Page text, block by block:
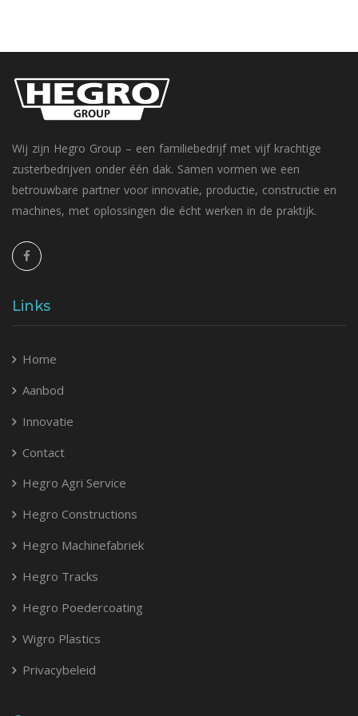
Wij zijn Hegro Group – een familiebedrijf met vijf krachtige
zusterbedrijven onder één dak. Samen vormen we een
betrouwbare partner voor innovatie, productie, constructie en
machines, met oplossingen die écht werken in de praktijk.
Links
Home
Aanbod
Innovatie
Contact
Hegro Agri Service
Hegro Constructions
Hegro Machinefabriek
Hegro Tracks
Hegro Poedercoating
Wigro Plastics
Privacybeleid